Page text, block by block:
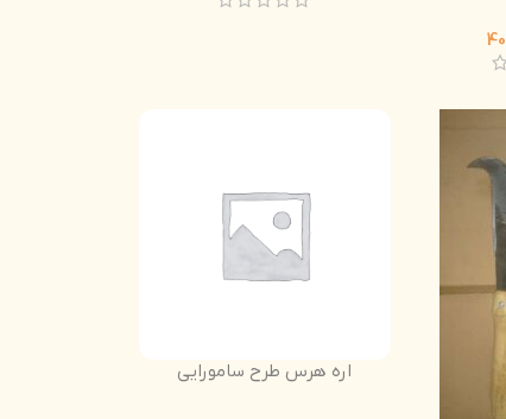
اره هرس طرح سامورایی